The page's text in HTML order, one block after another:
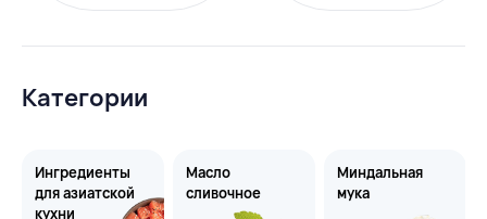
Категории
Ингредиенты
для азиатской
кухни
Масло
сливочное
Миндальная
мука